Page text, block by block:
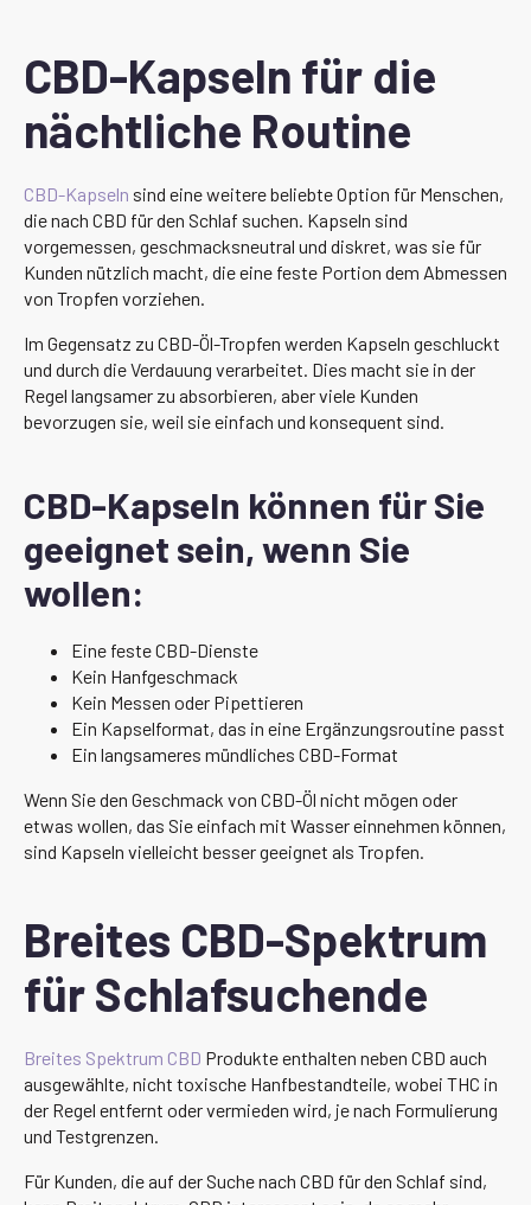
CBD-Kapseln für die
nächtliche Routine
CBD-Kapseln sind eine weitere beliebte Option für Menschen,
die nach CBD für den Schlaf suchen. Kapseln sind
vorgemessen, geschmacksneutral und diskret, was sie für
Kunden nützlich macht, die eine feste Portion dem Abmessen
von Tropfen vorziehen.
Im Gegensatz zu CBD-Öl-Tropfen werden Kapseln geschluckt
und durch die Verdauung verarbeitet. Dies macht sie in der
Regel langsamer zu absorbieren, aber viele Kunden
bevorzugen sie, weil sie einfach und konsequent sind.
CBD-Kapseln können für Sie
geeignet sein, wenn Sie
wollen:
Eine feste CBD-Dienste
Kein Hanfgeschmack
Kein Messen oder Pipettieren
Ein Kapselformat, das in eine Ergänzungsroutine passt
Ein langsameres mündliches CBD-Format
Wenn Sie den Geschmack von CBD-Öl nicht mögen oder
etwas wollen, das Sie einfach mit Wasser einnehmen können,
sind Kapseln vielleicht besser geeignet als Tropfen.
Breites CBD-Spektrum
für Schlafsuchende
Breites Spektrum CBD Produkte enthalten neben CBD auch
ausgewählte, nicht toxische Hanfbestandteile, wobei THC in
der Regel entfernt oder vermieden wird, je nach Formulierung
und Testgrenzen.
Für Kunden, die auf der Suche nach CBD für den Schlaf sind,